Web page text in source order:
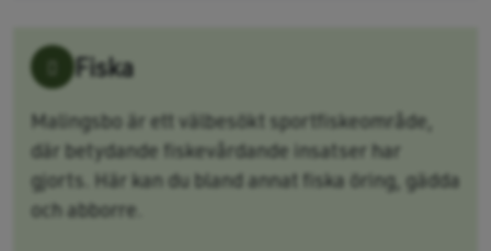
Fiska
Malingsbo är ett välbesökt sportfiskeområde,
där betydande fiskevårdande insatser har
gjorts. Här kan du bland annat fiska öring, gädda
och abborre.